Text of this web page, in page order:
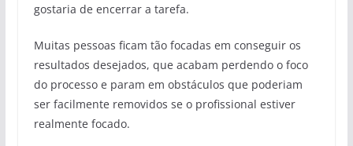
gostaria de encerrar a tarefa.
Muitas pessoas ficam tão focadas em conseguir os
resultados desejados, que acabam perdendo o foco
do processo e param em obstáculos que poderiam
ser facilmente removidos se o profissional estiver
realmente focado.